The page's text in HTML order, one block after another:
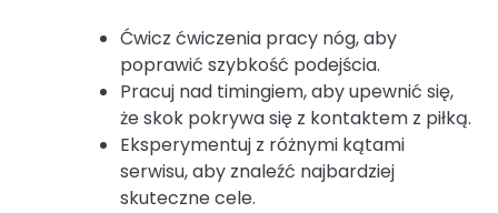
Ćwicz ćwiczenia pracy nóg, aby
poprawić szybkość podejścia.
Pracuj nad timingiem, aby upewnić się,
że skok pokrywa się z kontaktem z piłką.
Eksperymentuj z różnymi kątami
serwisu, aby znaleźć najbardziej
skuteczne cele.